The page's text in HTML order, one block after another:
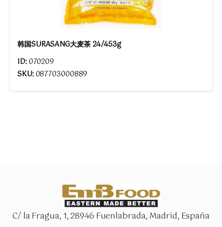
韩国SURASANG大麦茶 24/453g
ID:070209
SKU:087703000889
C/ la Fragua, 1, 28946 Fuenlabrada, Madrid, España